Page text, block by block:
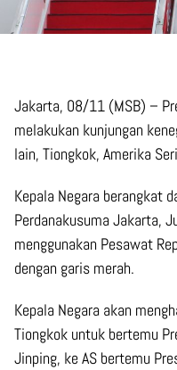
Jakarta, 08/11 (MSB) –
melakukan kunjungan
lain, Tiongkok, Amerika
Kepala Negara berangkat
Perdanakusuma Jakarta,
menggunakan Pesawat
dengan garis merah.
Kepala Negara akan
Tiongkok untuk bertemu
Jinping, ke AS bertemu